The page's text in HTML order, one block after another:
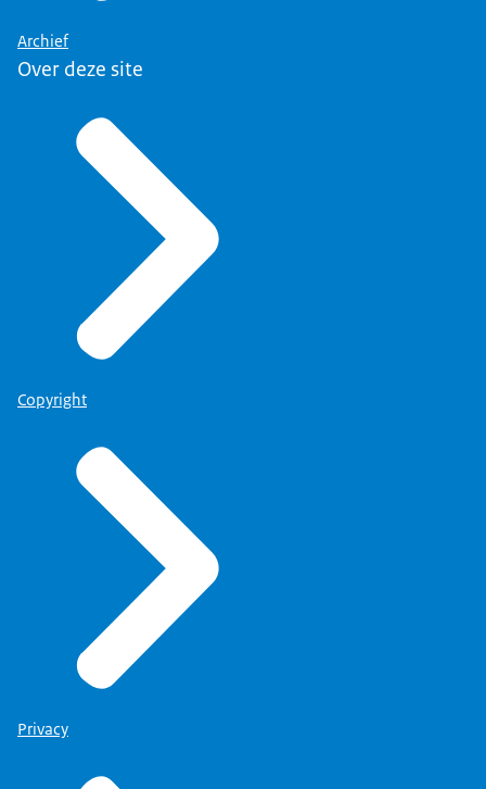
Archief
Over deze site
Copyright
Privacy